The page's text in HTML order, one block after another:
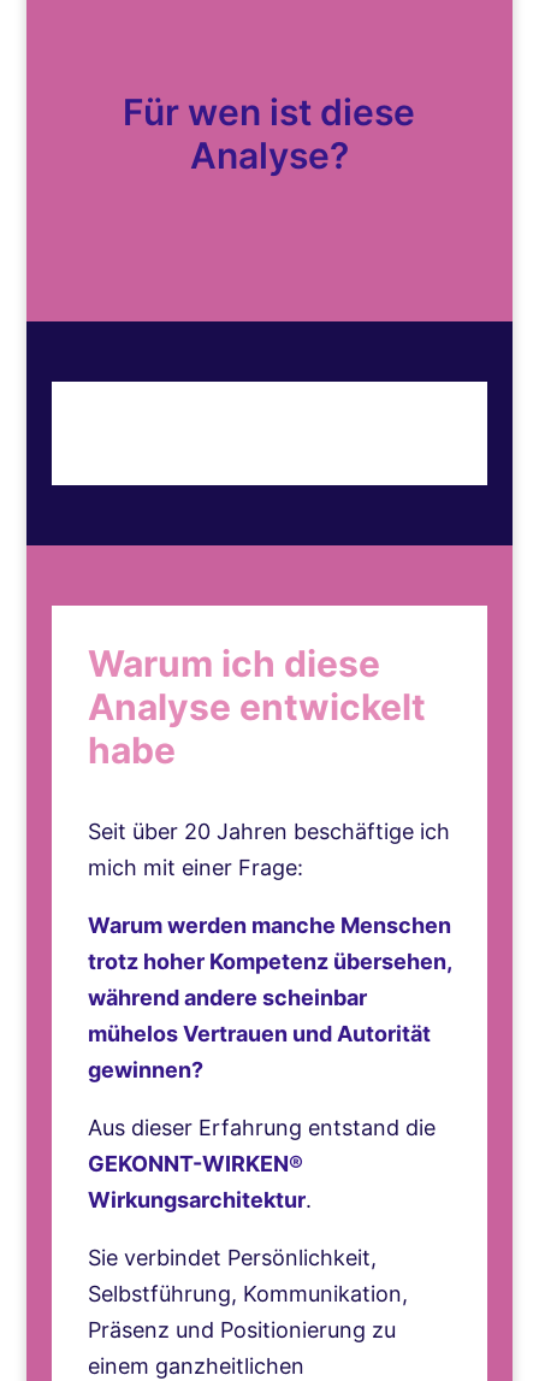
Für wen ist diese
Analyse?
Warum ich diese
Analyse entwickelt
habe
Seit über 20 Jahren beschäftige ich
mich mit einer Frage:
Warum werden manche Menschen
trotz hoher Kompetenz übersehen,
während andere scheinbar
mühelos Vertrauen und Autorität
gewinnen?
Aus dieser Erfahrung entstand die
GEKONNT-WIRKEN®
Wirkungsarchitektur.
Sie verbindet Persönlichkeit,
Selbstführung, Kommunikation,
Präsenz und Positionierung zu
einem ganzheitlichen